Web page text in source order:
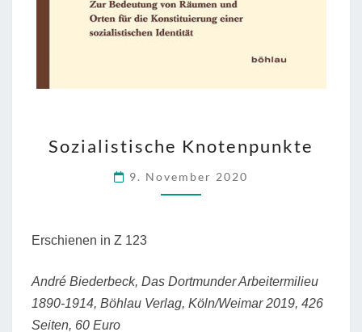
KNOTENPUNKTE
Sozialistische Knotenpunkte
9. November 2020
Erschienen in Z 123
André Biederbeck, Das Dortmunder Arbeitermilieu
1890-1914, Böhlau Verlag, Köln/Weimar 2019, 426
Seiten, 60 Euro